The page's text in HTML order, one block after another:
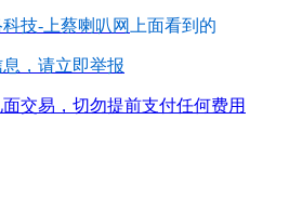
技-上蔡喇叭网 上面看到的
，请立即举报
交易，切勿提前支付任何费用